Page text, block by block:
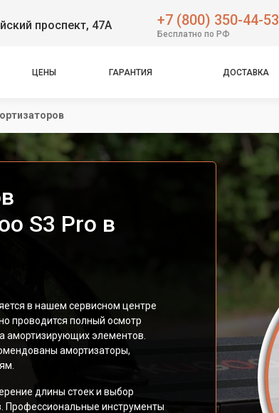
проспект, 47А +7 (800) 350-44-53
Бесплатно по РФ
ЦЕНЫ ГАРАНТИЯ ДОСТАВКА
S3 Pro в
в нашем сервисном центре
проводится полный осмотр
амортизирующих элементов.
амортизаторы,
длины стоек и выбор
Профессиональные инструменты